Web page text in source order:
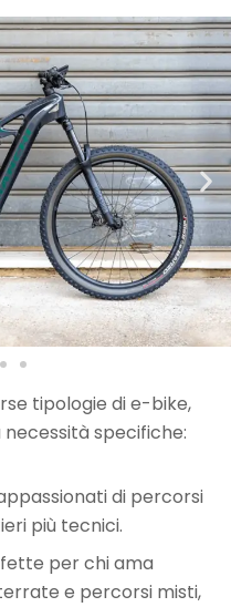
tipologie di e-bike,
specifiche:
di percorsi
più tecnici.
per chi ama
e percorsi misti,